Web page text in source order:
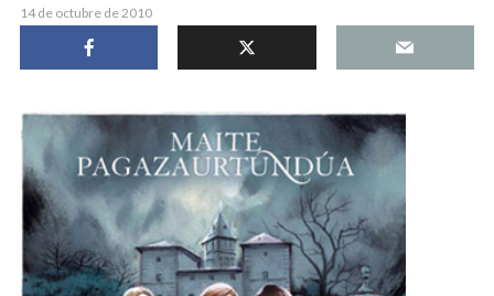
14 de octubre de 2010